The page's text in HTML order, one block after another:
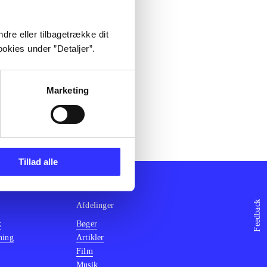
eller tilbagetrække dit
under ”Detaljer”.
Marketing
Tillad alle
Feedback
Afdelinger
Bøger
Artikler
Film
Musik